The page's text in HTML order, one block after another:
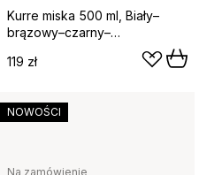
Kurre miska 500 ml, Biały–
brązowy–czarny–
119 zł
Na zamówienie
NOWOŚCI